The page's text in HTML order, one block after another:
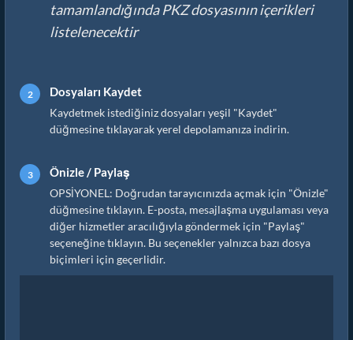
tamamlandığında PKZ dosyasının içerikleri
listelenecektir
Dosyaları Kaydet
Kaydetmek istediğiniz dosyaları yeşil "Kaydet"
düğmesine tıklayarak yerel depolamanıza indirin.
Önizle / Paylaş
OPSİYONEL: Doğrudan tarayıcınızda açmak için "Önizle"
düğmesine tıklayın. E-posta, mesajlaşma uygulaması veya
diğer hizmetler aracılığıyla göndermek için "Paylaş"
seçeneğine tıklayın. Bu seçenekler yalnızca bazı dosya
biçimleri için geçerlidir.